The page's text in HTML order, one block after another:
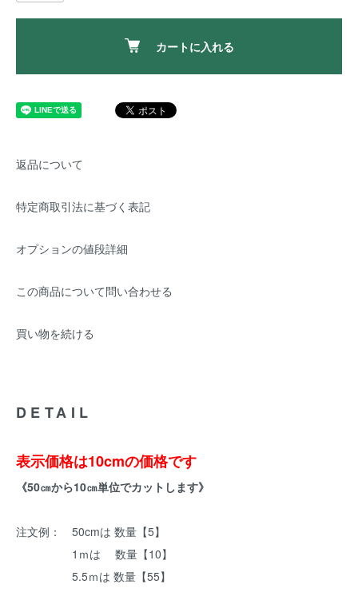
カートに入れる
返品について
特定商取引法に基づく表記
オプションの値段詳細
この商品について問い合わせる
買い物を続ける
DETAIL
表示価格は10cmの価格です
《50㎝から10㎝単位でカットします》
注文例： 50cmは 数量【5】
1ｍは 数量【10】
5.5ｍは 数量【55】